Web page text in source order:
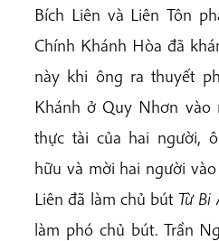
Bích Liên và Liên Tôn
Chính Khánh Hòa đã
này khi ông ra thuyết
Khánh ở Quy Nhơn vào
thực tài của hai người,
hữu và mời hai người
Liên đã làm chủ bút Từ Bi
làm phó chủ bút. Trần